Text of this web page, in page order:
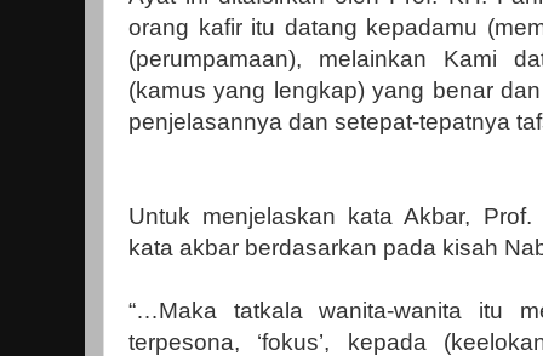
orang kafir itu datang kepadamu
(perumpamaan), melainkan Kami
(kamus yang lengkap) yang benar
penjelasannya dan setepat-tepatnya
Untuk menjelaskan kata Akbar,
kata akbar berdasarkan pada kisah
“…Maka tatkala wanita-wanita itu
terpesona, ‘fokus’, kepada